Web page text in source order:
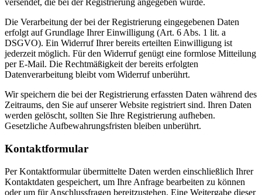
versendet, die bei der Registrierung angegeben wurde.
Die Verarbeitung der bei der Registrierung eingegebenen Daten
erfolgt auf Grundlage Ihrer Einwilligung (Art. 6 Abs. 1 lit. a
DSGVO). Ein Widerruf Ihrer bereits erteilten Einwilligung ist
jederzeit möglich. Für den Widerruf genügt eine formlose Mitteilung
per E-Mail. Die Rechtmäßigkeit der bereits erfolgten
Datenverarbeitung bleibt vom Widerruf unberührt.
Wir speichern die bei der Registrierung erfassten Daten während des
Zeitraums, den Sie auf unserer Website registriert sind. Ihren Daten
werden gelöscht, sollten Sie Ihre Registrierung aufheben.
Gesetzliche Aufbewahrungsfristen bleiben unberührt.
Kontaktformular
Per Kontaktformular übermittelte Daten werden einschließlich Ihrer
Kontaktdaten gespeichert, um Ihre Anfrage bearbeiten zu können
oder um für Anschlussfragen bereitzustehen. Eine Weitergabe dieser